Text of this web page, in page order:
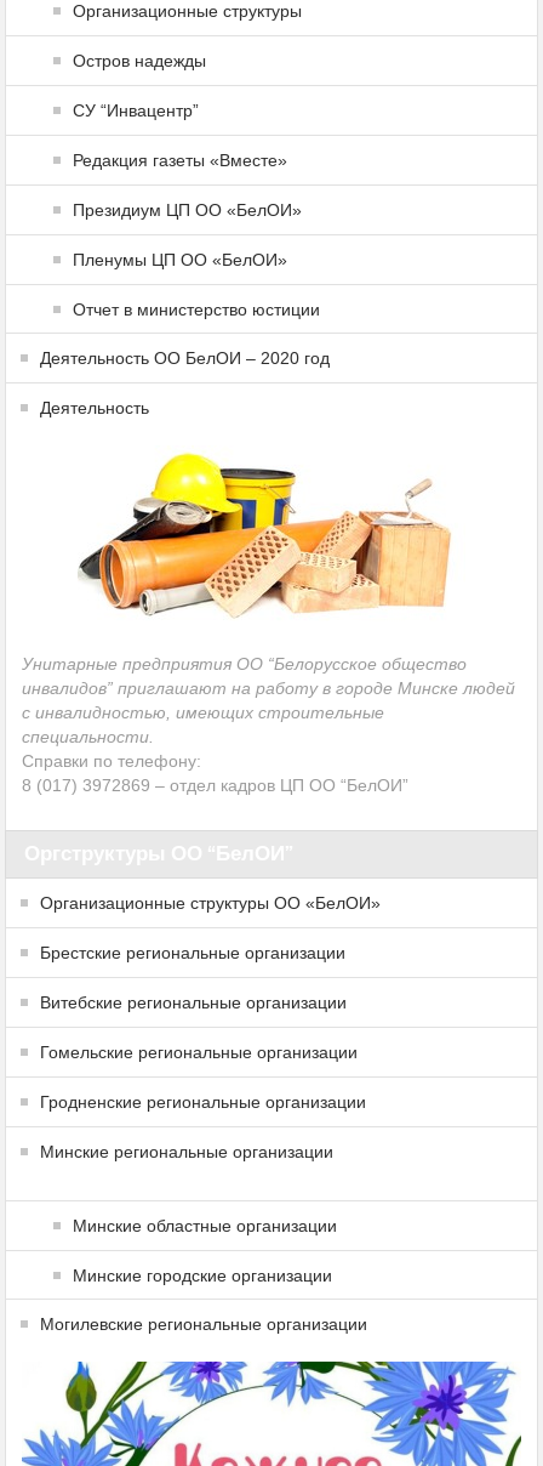
Организационные структуры
Остров надежды
СУ “Инвацентр”
Редакция газеты «Вместе»
Президиум ЦП ОО «БелОИ»
Пленумы ЦП ОО «БелОИ»
Отчет в министерство юстиции
Деятельность ОО БелОИ – 2020 год
Деятельность
Унитарные предприятия ОО “Белорусское общество
инвалидов” приглашают на работу в городе Минске людей
с инвалидностью, имеющих строительные
специальности.
Справки по телефону:
8 (017) 3972869 – отдел кадров ЦП ОО “БелОИ”
Организационные структуры ОО «БелОИ»
Брестские региональные организации
Витебские региональные организации
Гомельские региональные организации
Гродненские региональные организации
Минские региональные организации
Минские областные организации
Минские городские организации
Могилевские региональные организации